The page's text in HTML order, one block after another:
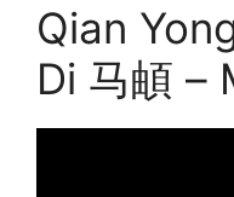
Qian
Di 马頔 –